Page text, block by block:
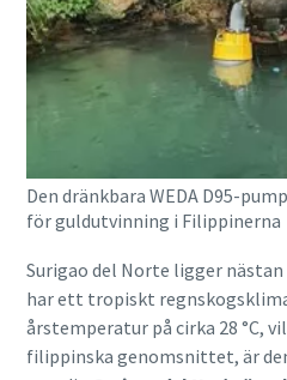
Den dränkbara WEDA D95-
för guldutvinning i Filippinerna
Surigao del Norte ligger
har ett tropiskt
årstemperatur på cirka 28 °C,
filippinska genomsnittet, är